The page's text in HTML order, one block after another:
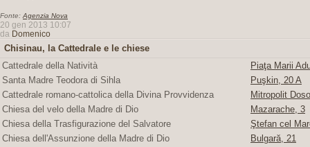
Fonte: Agenzia Nova
20 gen 2013 10:07
da Domenico
Chisinau, la Cattedrale e le chiese
Cattedrale della Natività
Piaţa Marii
Santa Madre Teodora di Sihla
Puşkin, 20 A
Cattedrale romano-cattolica della Divina Provvidenza
Mitropolit
Chiesa del velo della Madre di Dio
Mazarache, 3
Chiesa della Trasfigurazione del Salvatore
Ştefan cel
Chiesa dell'Assunzione della Madre di Dio
Bulgară, 21